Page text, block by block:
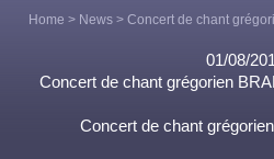
Home > News> Concert de chant
01/08/
Concert de chant grégorien
Concert de chant